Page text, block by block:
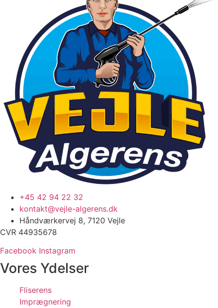
+45 42 94 22 32
kontakt@vejle-algerens.dk
Håndværkervej 8, 7120 Vejle
CVR 44935678
Facebook Instagram
Vores Ydelser
Fliserens
Imprægnering